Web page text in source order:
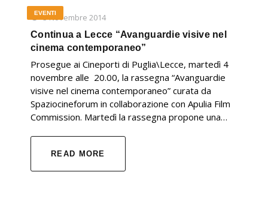
3 Novembre 2014
EVENTI
Continua a Lecce “Avanguardie visive nel
cinema contemporaneo”
Prosegue ai Cineporti di Puglia\Lecce, martedì 4
novembre alle 20.00, la rassegna “Avanguardie
visive nel cinema contemporaneo” curata da
Spaziocineforum in collaborazione con Apulia Film
Commission. Martedì la rassegna propone una…
READ MORE